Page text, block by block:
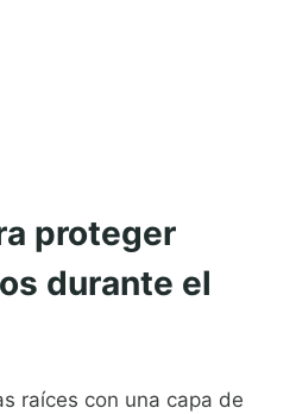
proteger
durante el
raíces con una capa de